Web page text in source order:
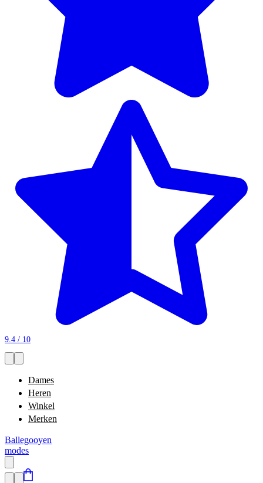
9.4 / 10
Dames
Heren
Winkel
Merken
Ballegooyen
modes